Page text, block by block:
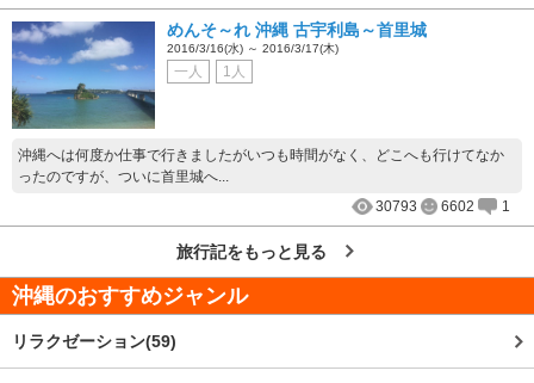
めんそ～れ 沖縄 古宇利島～首里城
2016/3/16(水) ～ 2016/3/17(木)
一人 1人
沖縄へは何度か仕事で行きましたがいつも時間がなく、どこへも行けてなか
ったのですが、ついに首里城へ...
30793
6602 1
旅行記をもっと見る
沖縄のおすすめジャンル
リラクゼーション(59)